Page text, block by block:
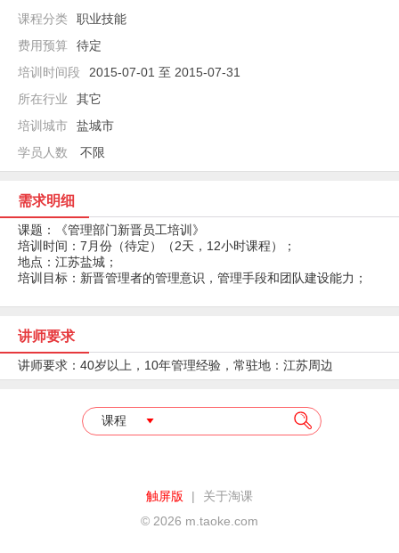
课程分类
职业技能
费用预算
待定
培训时间段
2015-07-01 至 2015-07-31
所在行业
其它
培训城市
盐城市
学员人数
不限
需求明细
课题：《管理部门新晋员工培训》
培训时间：7月份（待定）（2天，12小时课程）；
地点：江苏盐城；
培训目标：新晋管理者的管理意识，管理手段和团队建设能力；
讲师要求
讲师要求：40岁以上，10年管理经验，常驻地：江苏周边
课程
触屏版 |
关于淘课
© 2026 m.taoke.com